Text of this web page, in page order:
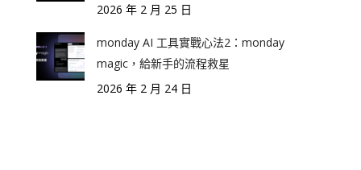
2026 年 2 月 25 日
monday AI 工具實戰心法2：monday
magic，給新手的流程救星
2026 年 2 月 24 日